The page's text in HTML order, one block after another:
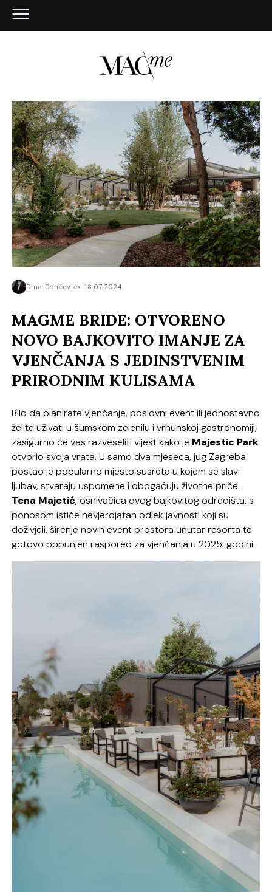
Dina Dončević 18.07.2024.
MAGME BRIDE: OTVORENO
NOVO BAJKOVITO IMANJE ZA
VJENČANJA S JEDINSTVENIM
PRIRODNIM KULISAMA
Bilo da planirate vjenčanje, poslovni event ili jednostavno
želite uživati u šumskom zelenilu i vrhunskoj gastronomiji,
zasigurno će vas razveseliti vijest kako je Majestic Park
otvorio svoja vrata. U samo dva mjeseca, jug Zagreba
postao je popularno mjesto susreta u kojem se slavi
ljubav, stvaraju uspomene i obogaćuju životne priče.
Tena Majetić, osnivačica ovog bajkovitog odredišta, s
ponosom ističe nevjerojatan odjek javnosti koji su
doživjeli, širenje novih event prostora unutar resorta te
gotovo popunjen raspored za vjenčanja u 2025. godini.